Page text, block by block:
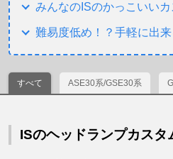
みんなのISのかっこいいカ
難易度低め！？手軽に出
すべて ASE30系/GSE30系
ISのヘッドランプカスタ